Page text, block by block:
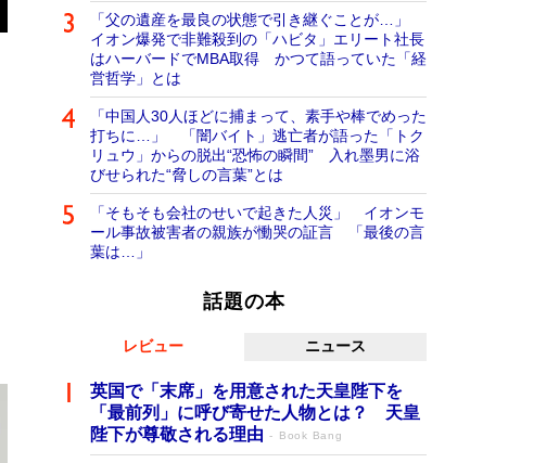
「父の遺産を最良の状態で引き継ぐことが…」
イオン爆発で非難殺到の「ハビタ」エリート社長
はハーバードでMBA取得 かつて語っていた「経
営哲学」とは
「中国人30人ほどに捕まって、素手や棒でめった
打ちに…」 「闇バイト」逃亡者が語った「トク
リュウ」からの脱出“恐怖の瞬間” 入れ墨男に浴
びせられた“脅しの言葉”とは
「そもそも会社のせいで起きた人災」 イオンモ
ール事故被害者の親族が慟哭の証言 「最後の言
葉は…」
話題の本
レビュー ニュース
英国で「末席」を用意された天皇陛下を
「最前列」に呼び寄せた人物とは？ 天皇
陛下が尊敬される理由
Book Bang